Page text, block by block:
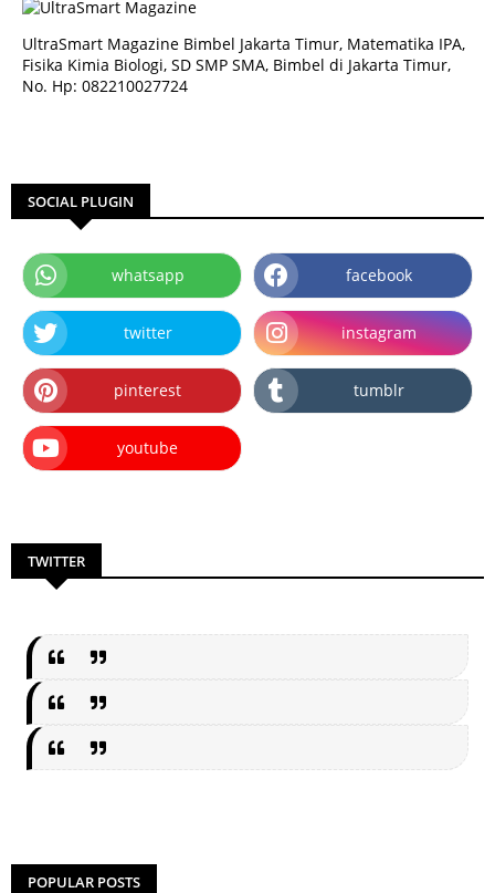
UltraSmart Magazine Bimbel Jakarta Timur, Matematika IPA,
Fisika Kimia Biologi, SD SMP SMA, Bimbel di Jakarta Timur,
No. Hp: 082210027724
SOCIAL PLUGIN
whatsapp facebook
twitter instagram
pinterest tumblr
youtube
TWITTER
POPULAR POSTS